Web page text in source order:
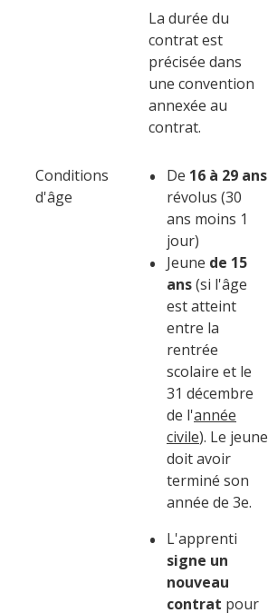
La durée du
contrat est
précisée dans
une convention
annexée au
contrat.
Conditions
d'âge
De 16 à 29 ans
révolus (30
ans moins 1
jour)
Jeune de 15
ans(si l'âge
est atteint
entre la
rentrée
scolaire et le
31 décembre
de l'année
civile). Le jeune
doit avoir
terminé son
année de 3e.
L'apprenti
signe un
nouveau
contrat pour